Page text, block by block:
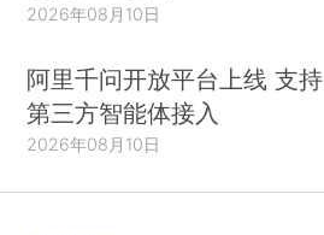
2026年08月10日
阿里千问开放平台上线 支持
第三方智能体接入
2026年08月10日